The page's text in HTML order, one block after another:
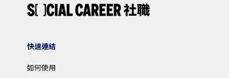
快速連結
如何使用